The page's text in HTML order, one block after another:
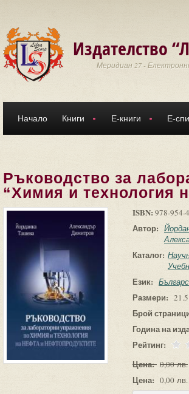
Издателство
Меридиан 27 -
Начало Книги Е-книги Е-
Ръководство за
“Химия и технология
ISBN: 978-954-
Автор:
Каталог:
Език:
Размери:
Брой
Година на
Рейтинг:
Цена: 0,00 лв.
Цена: 0,00